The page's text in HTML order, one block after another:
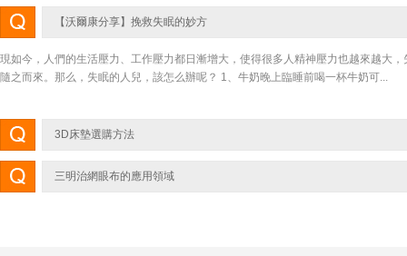
【沃爾康分享】挽救失眠的妙方
現如今，人們的生活壓力、工作壓力都日漸增大，使得很多人精神壓力也越來越大，
隨之而來。那么，失眠的人兒，該怎么辦呢？ 1、牛奶晚上臨睡前喝一杯牛奶可...
3D床墊選購方法
3D床墊選購方法 1.透氣性 人的一生有1/3的時間都是在床上度過的，在睡眠過程中
量的汗液。其中一部分會滲透到床墊當中，如果床墊不透氣汗液就會沉淀到...
三明治網眼布的應用領域